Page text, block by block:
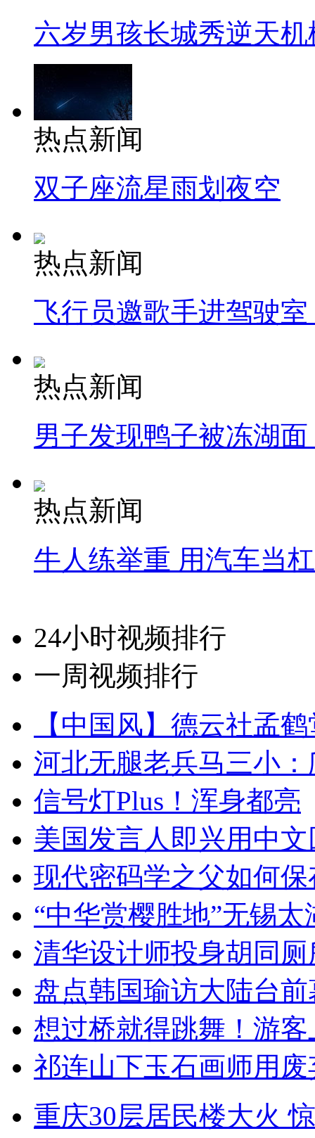
六岁男孩长城秀逆天机
热点新闻
双子座流星雨划夜空
热点新闻
飞行员邀歌手进驾驶
热点新闻
男子发现鸭子被冻湖
热点新闻
牛人练举重 用汽车当
24小时视频排行
一周视频排行
【中国风】德云社孟
河北无腿老兵马三小
信号灯Plus！浑身都亮
美国发言人即兴用中
现代密码学之父如何
“中华赏樱胜地”无锡
清华设计师投身胡同
盘点韩国瑜访大陆台
想过桥就得跳舞！游客
祁连山下玉石画师用
重庆30层居民楼大火